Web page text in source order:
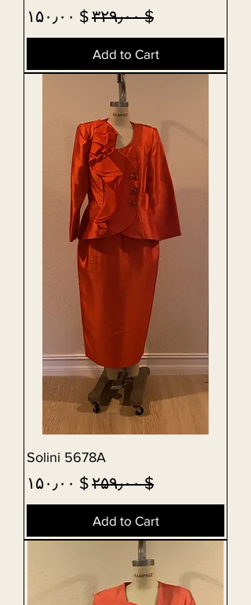
Regular Price
$ ۳۲۹٫۰۰ Sale Price
$ ۱۵۰٫۰۰
Add to Cart
Solini 5678A
Regular Price
$ ۲۵۹٫۰۰ Sale Price
$ ۱۵۰٫۰۰
Add to Cart